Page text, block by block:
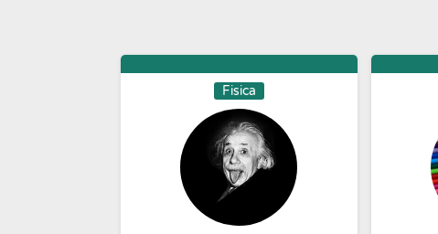
Fisica